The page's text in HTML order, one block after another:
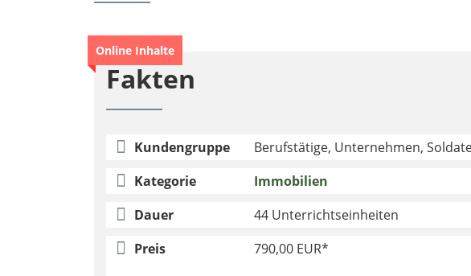
Fakten
Kundengruppe
Berufstätige, Unternehmen,
Kategorie
Immobilien
Dauer
44 Unterrichtseinheiten
Preis
790,00 EUR*
Online Inhalte